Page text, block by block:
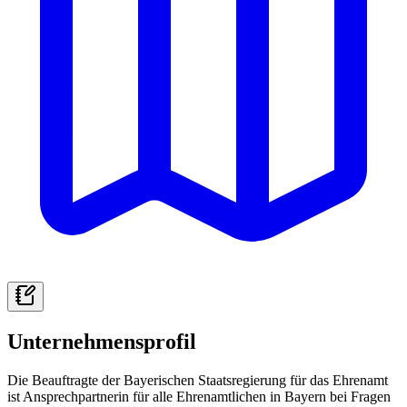
Unternehmensprofil
Die Beauftragte der Bayerischen Staatsregierung für das Ehrenamt
ist Ansprechpartnerin für alle Ehrenamtlichen in Bayern bei Fragen